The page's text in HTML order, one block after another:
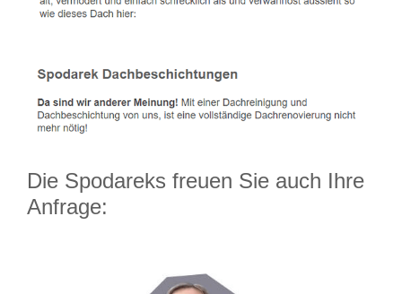
Die Spodareks freuen Sie auch Ihre
Anfrage: